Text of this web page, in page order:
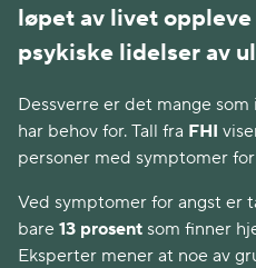
løpet av livet
psykiske lidelser av
Dessverre er det mange
har behov for. Tall fra FHI
personer med symptomer
Ved symptomer for angst er
bare 13 prosent som finner
Eksperter mener at noe av